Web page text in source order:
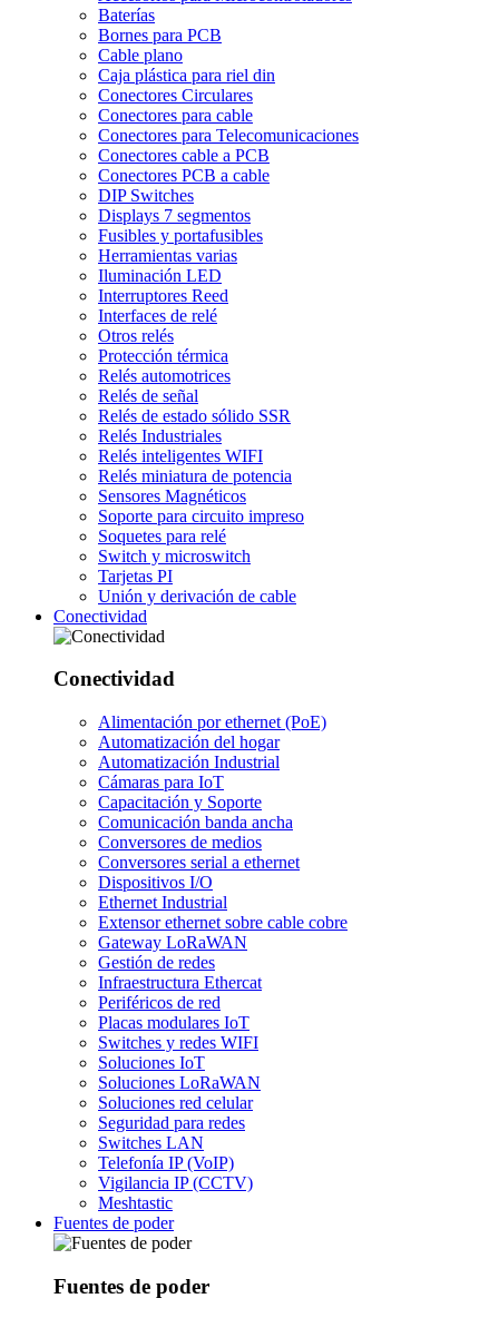
Baterías
Bornes para PCB
Cable plano
Caja plástica para riel din
Conectores Circulares
Conectores para cable
Conectores para Telecomunicaciones
Conectores cable a PCB
Conectores PCB a cable
DIP Switches
Displays 7 segmentos
Fusibles y portafusibles
Herramientas varias
Iluminación LED
Interruptores Reed
Interfaces de relé
Otros relés
Protección térmica
Relés automotrices
Relés de señal
Relés de estado sólido SSR
Relés Industriales
Relés inteligentes WIFI
Relés miniatura de potencia
Sensores Magnéticos
Soporte para circuito impreso
Soquetes para relé
Switch y microswitch
Tarjetas PI
Unión y derivación de cable
Conectividad
Conectividad
Alimentación por ethernet (PoE)
Automatización del hogar
Automatización Industrial
Cámaras para IoT
Capacitación y Soporte
Comunicación banda ancha
Conversores de medios
Conversores serial a ethernet
Dispositivos I/O
Ethernet Industrial
Extensor ethernet sobre cable cobre
Gateway LoRaWAN
Gestión de redes
Infraestructura Ethercat
Periféricos de red
Placas modulares IoT
Switches y redes WIFI
Soluciones IoT
Soluciones LoRaWAN
Soluciones red celular
Seguridad para redes
Switches LAN
Telefonía IP (VoIP)
Vigilancia IP (CCTV)
Meshtastic
Fuentes de poder
Fuentes de poder